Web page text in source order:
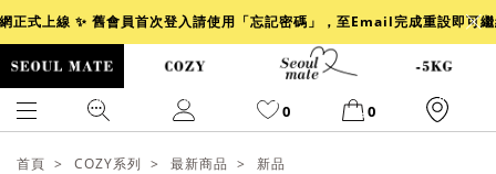
正式上線 ✨ 舊會員首次登入請使用「忘記密碼」，至Email完成重設即可
0 0
首頁 COZY系列 最新商品 新品